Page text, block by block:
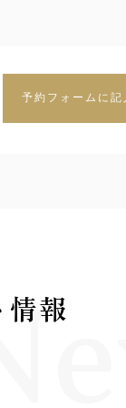
予約フォームに記
情報